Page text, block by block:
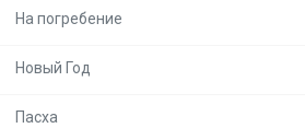
На погребение
Новый Год
Пасха